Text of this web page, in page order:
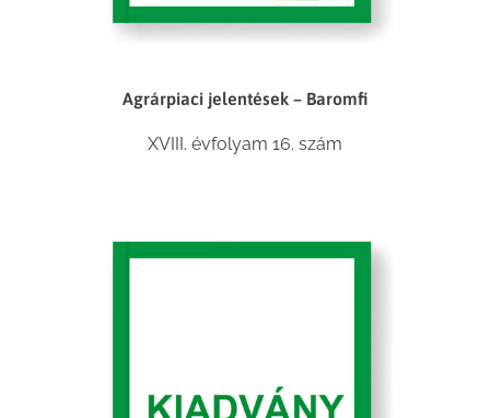
Agrárpiaci jelentések – Baromfi
XVIII. évfolyam 16. szám